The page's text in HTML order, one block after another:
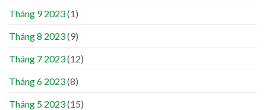
Tháng 9 2023(1)
Tháng 8 2023(9)
Tháng 7 2023(12)
Tháng 6 2023(8)
Tháng 5 2023(15)